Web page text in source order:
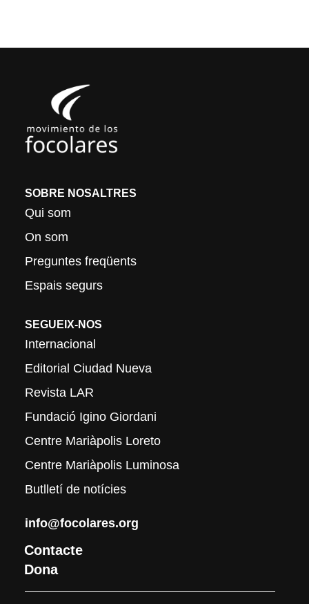
SOBRE NOSALTRES
Qui som
On som
Preguntes freqüents
Espais segurs
SEGUEIX-NOS
Internacional
Editorial Ciudad Nueva
Revista LAR
Fundació Igino Giordani
Centre Mariàpolis Loreto
Centre Mariàpolis Luminosa
Butlletí de notícies
info@focolares.org
Contacte
Dona